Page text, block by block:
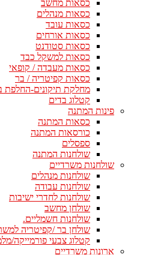
כסאות מחשב
כסאות מנהלים
כסאות עובד
כסאות אורחים
כסאות סטודנט
כסאות למשקל כבד
כסאות מעבדה / קופאי
כסאות קפיטריה / בר
מחלקת תיקונים-החלפת
קטלוג בדים
פינות המתנה
כסאות המתנה
כורסאות המתנה
ספסלים
שולחנות המתנה
שולחנות משרדיים
שולחנות מנהלים
שולחנות עבודה
שולחנות לחדרי ישיבות
שולחן מחשב
שולחנות חשמליים.
שולחן בר /קפיטריה
קטלוג צבעי פורמייקה/
ארונות משרדיים